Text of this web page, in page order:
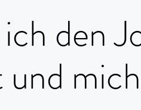
den
und